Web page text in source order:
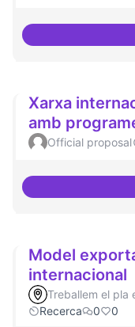
Xarxa
amb
Official proposal
Model
internacional
Treballem el pla
Recerca
0 0